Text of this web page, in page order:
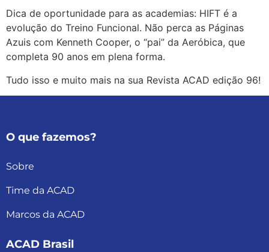
Dica de oportunidade para as academias: HIFT é a
evolução do Treino Funcional. Não perca as Páginas
Azuis com Kenneth Cooper, o “pai” da Aeróbica, que
completa 90 anos em plena forma.
Tudo isso e muito mais na sua Revista ACAD edição 96!
O que fazemos?
Sobre
Time da ACAD
Marcos da ACAD
ACAD Brasil